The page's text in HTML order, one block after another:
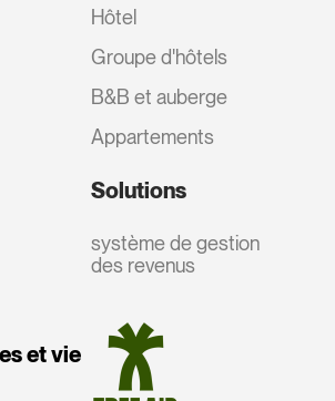
et vie
Hôtel
Groupe d'hôtels
B&B et auberge
Appartements
Solutions
système de gestion
des revenus